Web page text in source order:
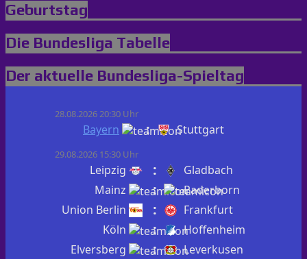
Geburtstag
Die Bundesliga Tabelle
Der aktuelle Bundesliga-Spieltag
28.08.2026 20:30 Uhr
Bayern : Stuttgart
29.08.2026 15:30 Uhr
Leipzig :
Gladbach
Mainz
:
Paderborn
Union Berlin
:
Frankfurt
Köln
:
Hoffenheim
Elversberg
: Leverkusen